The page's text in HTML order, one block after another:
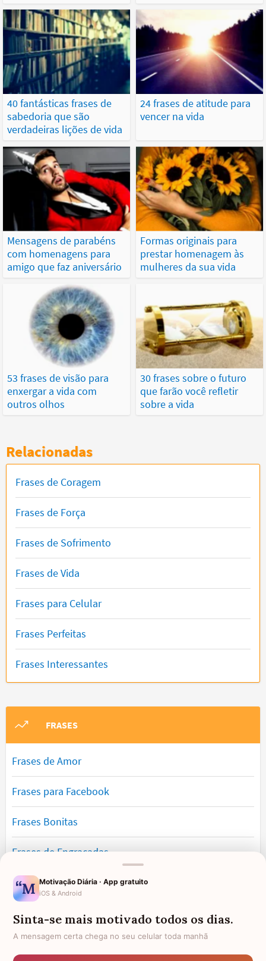
40 fantásticas frases de
sabedoria que são
verdadeiras lições de vida
24 frases de atitude para
vencer na vida
Mensagens de parabéns
com homenagens para
amigo que faz aniversário
Formas originais para
prestar homenagem às
mulheres da sua vida
53 frases de visão para
enxergar a vida com
outros olhos
30 frases sobre o futuro
que farão você refletir
sobre a vida
Relacionadas
Frases de Coragem
Frases de Força
Frases de Sofrimento
Frases de Vida
Frases para Celular
Frases Perfeitas
Frases Interessantes
FRASES
Frases de Amor
Frases para Facebook
Frases Bonitas
Frases de Engraçadas
Frases Românticas
Frases de Reflexão
Frases Lindas
Motivação Diária · App gratuito
iOS & Android
Sinta-se mais motivado todos os dias.
A mensagem certa chega no seu celular toda manhã